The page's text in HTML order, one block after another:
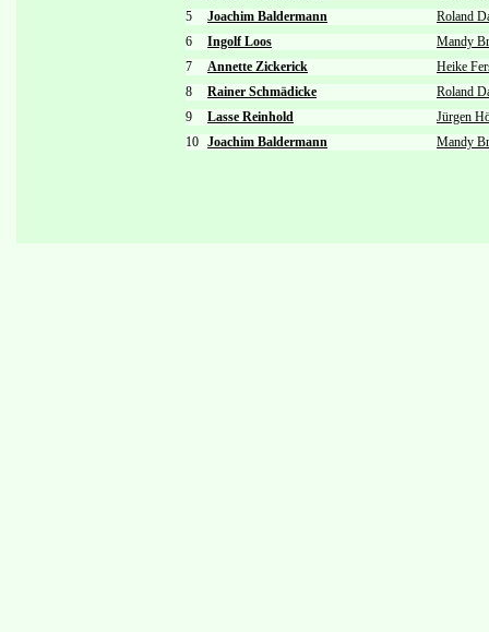
5
Joachim Baldermann
Roland
6
Ingolf Loos
Mandy
7
Annette Zickerick
Heike
8
Rainer Schmädicke
Roland
9
Lasse Reinhold
Jürgen
10 Joachim Baldermann Mandy